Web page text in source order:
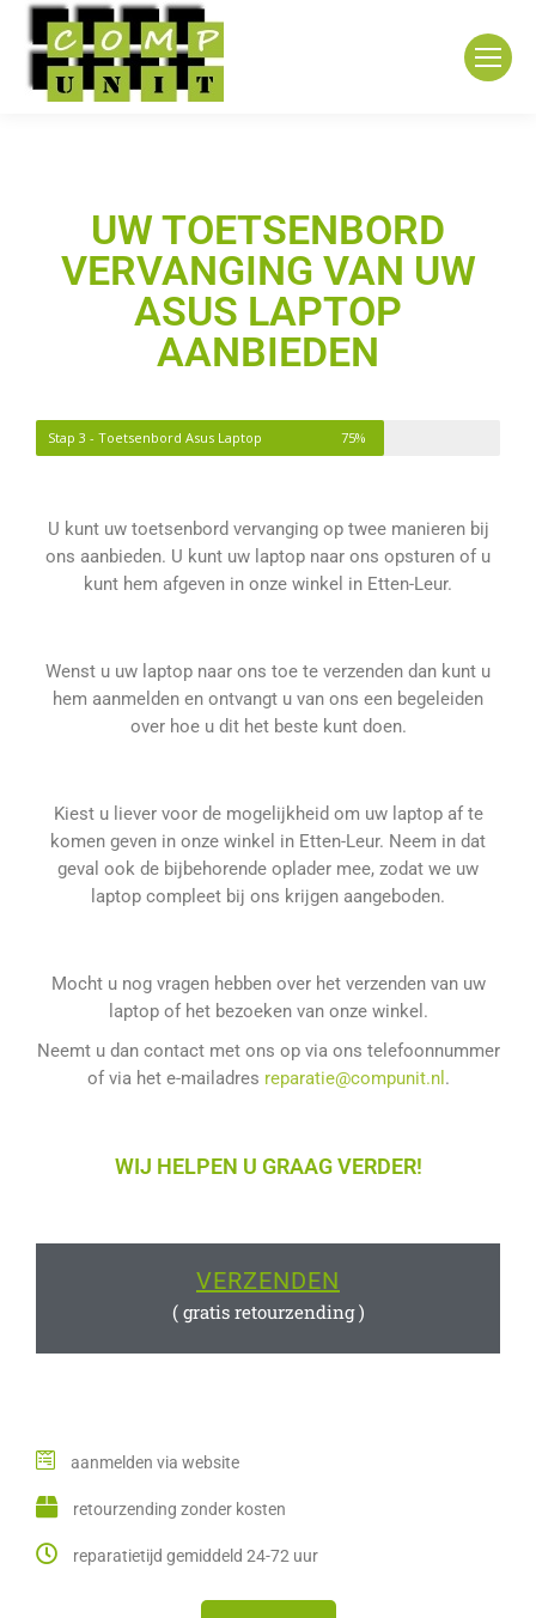
UW TOETSENBORD
VERVANGING VAN UW
ASUS LAPTOP
AANBIEDEN
Stap 3 - Toetsenbord Asus Laptop 75%
U kunt uw toetsenbord vervanging op twee manieren bij
ons aanbieden. U kunt uw laptop naar ons opsturen of u
kunt hem afgeven in onze winkel in Etten-Leur.
Wenst u uw laptop naar ons toe te verzenden dan kunt u
hem aanmelden en ontvangt u van ons een begeleiden
over hoe u dit het beste kunt doen.
Kiest u liever voor de mogelijkheid om uw laptop af te
komen geven in onze winkel in Etten-Leur. Neem in dat
geval ook de bijbehorende oplader mee, zodat we uw
laptop compleet bij ons krijgen aangeboden.
Mocht u nog vragen hebben over het verzenden van uw
laptop of het bezoeken van onze winkel.
Neemt u dan contact met ons op via ons telefoonnummer
of via het e-mailadres reparatie@compunit.nl .
WIJ HELPEN U GRAAG VERDER!
VERZENDEN
( gratis retourzending )
aanmelden via website
retourzending zonder kosten
reparatietijd gemiddeld 24-72 uur